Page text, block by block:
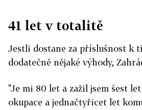
41 let v totalitě
Jestli dostane za příslušnost k
dodatečně nějaké výhody,
"Je mi 80 let a zažil jsem šest
okupace a jednačtyřicet let